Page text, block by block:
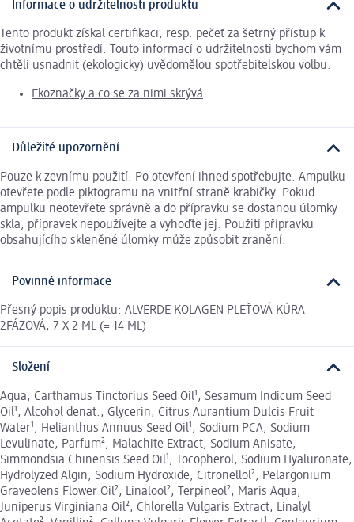
Informace o udržitelnosti produktu
Tento produkt získal certifikaci, resp. pečeť za šetrný přístup k
životnímu prostředí. Touto informací o udržitelnosti bychom vám
chtěli usnadnit (ekologicky) uvědomělou spotřebitelskou volbu.
Ekoznačky a co se za nimi skrývá
Důležité upozornění
Pouze k zevnímu použití. Po otevření ihned spotřebujte. Ampulku
otevřete podle piktogramu na vnitřní straně krabičky. Pokud
ampulku neotevřete správně a do přípravku se dostanou úlomky
skla, přípravek nepoužívejte a vyhoďte jej. Použití přípravku
obsahujícího skleněné úlomky může způsobit zranění.
Povinné informace
Přesný popis produktu: ALVERDE KOLAGEN PLEŤOVÁ KÚRA
2FÁZOVÁ, 7 X 2 ML (= 14 ML)
Složení
Aqua, Carthamus Tinctorius Seed Oil¹, Sesamum Indicum Seed
Oil¹, Alcohol denat., Glycerin, Citrus Aurantium Dulcis Fruit
Water¹, Helianthus Annuus Seed Oil¹, Sodium PCA, Sodium
Levulinate, Parfum², Malachite Extract, Sodium Anisate,
Simmondsia Chinensis Seed Oil¹, Tocopherol, Sodium Hyaluronate,
Hydrolyzed Algin, Sodium Hydroxide, Citronellol², Pelargonium
Graveolens Flower Oil², Linalool², Terpineol², Maris Aqua,
Juniperus Virginiana Oil², Chlorella Vulgaris Extract, Linalyl